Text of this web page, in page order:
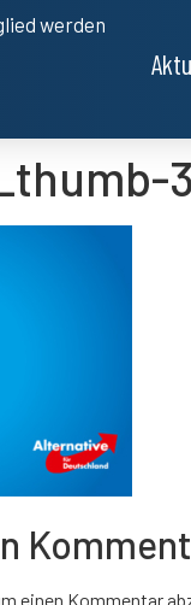
werden
einen Kommentar